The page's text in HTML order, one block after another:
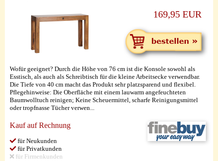
169,95 EUR
Wofür geeignet? Durch die Höhe von 76 cm ist die Konsole sowohl als
Esstisch, als auch als Schreibtisch für die kleine Arbeitsecke verwendbar.
Die Tiefe von 40 cm macht das Produkt sehr platzsparend und flexibel.
Pflegehinweise: Die Oberfläche mit einem lauwarm angefeuchteten
Baumwolltuch reinigen; Keine Scheuermittel, scharfe Reinigungsmittel
oder tropfnasse Tücher verwen...
Kauf auf Rechnung
für Neukunden
für Privatkunden
für Firmenkunden